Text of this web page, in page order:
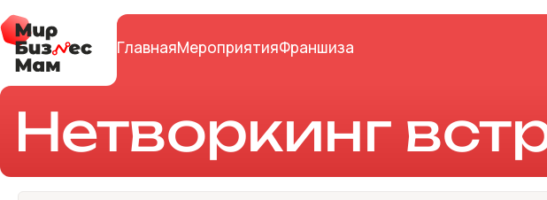
ГлавнаяМероприятияФраншиза
Нетворкинг